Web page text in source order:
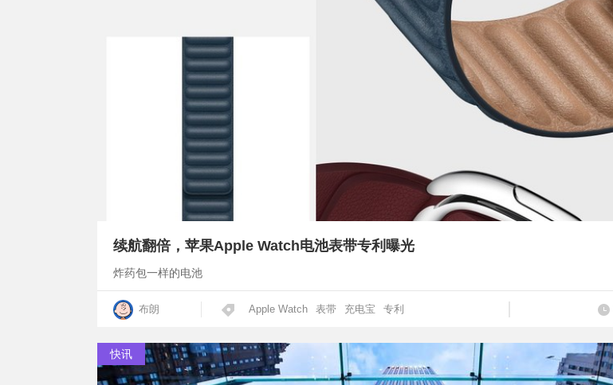
续航翻倍，苹果Apple Watch电池表带专利曝光
炸药包一样的电池
布朗 Apple Watch 表带 充电宝 专利
快讯